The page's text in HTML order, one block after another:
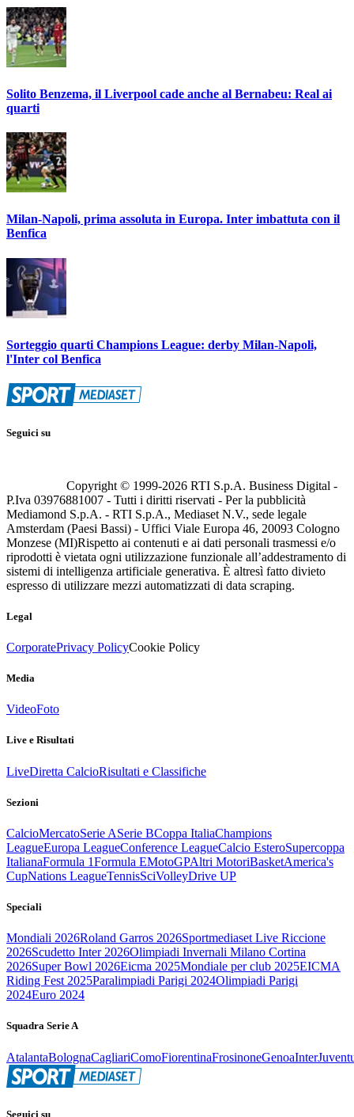
Solito Benzema, il Liverpool cade anche al Bernabeu: Real ai
quarti
Milan-Napoli, prima assoluta in Europa. Inter imbattuta con il
Benfica
Sorteggio quarti Champions League: derby Milan-Napoli,
l'Inter col Benfica
Seguici su
Copyright © 1999-2026 RTI S.p.A. Business Digital -
P.Iva 03976881007 - Tutti i diritti riservati - Per la pubblicità
Mediamond S.p.A. - RTI S.p.A., Mediaset N.V., sede legale
Amsterdam (Paesi Bassi) - Uffici Viale Europa 46, 20093 Cologno
Monzese (MI)Rispetto ai contenuti e ai dati personali trasmessi e/o
riprodotti è vietata ogni utilizzazione funzionale all’addestramento di
sistemi di intelligenza artificiale generativa. È altresì fatto divieto
espresso di utilizzare mezzi automatizzati di data scraping.
Legal
CorporatePrivacy PolicyCookie Policy
Media
VideoFoto
Live e Risultati
LiveDiretta CalcioRisultati e Classifiche
Sezioni
CalcioMercatoSerie ASerie BCoppa ItaliaChampions
LeagueEuropa LeagueConference LeagueCalcio EsteroSupercoppa
ItalianaFormula 1Formula EMotoGPAltri MotoriBasketAmerica's
CupNations LeagueTennisSciVolleyDrive UP
Speciali
Mondiali 2026Roland Garros 2026Sportmediaset Live Riccione
2026Scudetto Inter 2026Olimpiadi Invernali Milano Cortina
2026Super Bowl 2026Eicma 2025Mondiale per club 2025EICMA
Riding Fest 2025Paralimpiadi Parigi 2024Olimpiadi Parigi
2024Euro 2024
Squadra Serie A
AtalantaBolognaCagliariComoFiorentinaFrosinoneGenoaInter
Seguici su